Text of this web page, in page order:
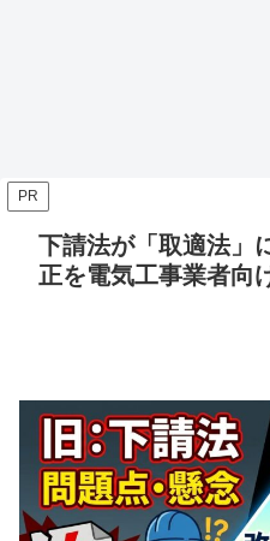
PR
下請法が「取適法」
正を電気工事業者向